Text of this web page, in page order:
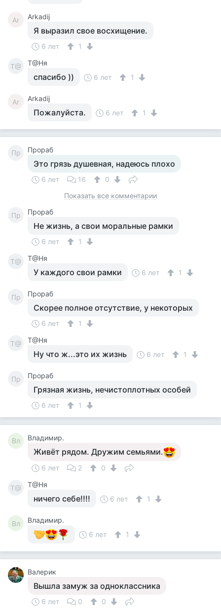
Ar Arkadij
Я выразил свое восхищение.
6 лет 1
Т@ Т@Ня
спасибо )) 6 лет 1
Ar Arkadij
Пожалуйста. 6 лет 1
Пр Прораб
Это грязь душевная, надеюсь плохо
6 лет 16
0
Показать все комментарии
Пр Прораб
Не жизнь, а свои моральные рамки
6 лет 1
Т@ Т@Ня
У каждого свои рамки 6 лет 1
Пр Прораб
Скорее полное отсутствие, у некоторых
6 лет 1
Т@ Т@Ня
Ну что ж...это их жизнь 6 лет 1
Пр Прораб
Грязная жизнь, нечистоплотных особей
6 лет 1
Вл Владимир.
Живёт рядом. Дружим семьями.
6 лет 2 0
Т@ Т@Ня
ничего себе!!!! 6 лет 1
Вл
Владимир.
6 лет
1
Валерик
Вышла замуж за одноклассника
6 лет 0 0